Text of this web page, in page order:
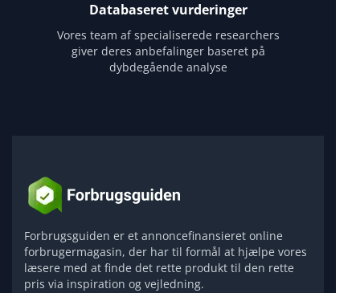
Databaseret vurderinger
Vores team af specialiserede researchers
giver deres anbefalinger baseret på
dybdegående analyse
Forbrugsguiden er et annoncefinansieret online
forbrugermagasin, der har til formål at hjælpe vores
læsere med at finde det rette produkt til den rette
pris via inspiration og vejledning.